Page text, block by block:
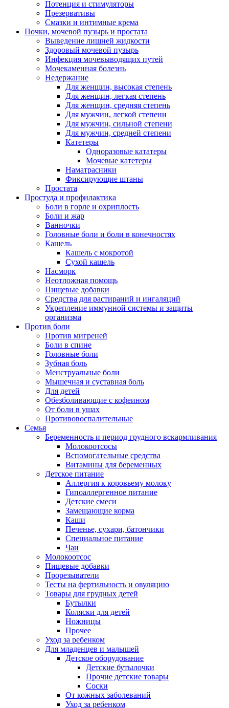
Потенция и стимуляторы
Презервативы
Смазки и интимные крема
Почки, мочевой пузырь и простата
Выведение лишней жидкости
Здоровый мочевой пузырь
Инфекция мочевыводящих путей
Мочекаменная болезнь
Недержание
Для женщин, высокая степень
Для женщин, легкая степень
Для женщин, средняя степень
Для мужчин, легкой степени
Для мужчин, сильной степени
Для мужчин, средней степени
Катетеры
Одноразовые кататеры
Мочевые катетеры
Наматрасники
Фиксирующие штаны
Простата
Простуда и профилактика
Боли в горле и охриплость
Боли и жар
Ванночки
Головные боли и боли в конечностях
Кашель
Кашель с мокротой
Сухой кашель
Насморк
Неотложная помощь
Пищевые добавки
Средства для растираний и ингаляций
Укрепление иммунной системы и защиты
организма
Против боли
Против мигреней
Боли в спине
Головные боли
Зубная боль
Менструальные боли
Мышечная и суставная боль
Для детей
Обезболивающие с кофеином
От боли в ушах
Противовоспалительные
Семья
Беременность и период грудного вскармливания
Молокоотсосы
Вспомогательные средства
Витамины для беременных
Детское питание
Аллергия к коровьему молоку
Гипоаллергенное питание
Детские смеси
Замещающие корма
Каши
Печенье, сухари, батончики
Специальное питание
Чаи
Молокоотсос
Пищевые добавки
Прорезыватели
Тесты на фертильность и овуляцию
Товары для грудных детей
Бутылки
Коляски для детей
Ножницы
Прочее
Уход за ребенком
Для младенцев и малышей
Детское оборудование
Детские бутылочки
Прочие детские товары
Соски
От кожных заболеваний
Уход за ребенком